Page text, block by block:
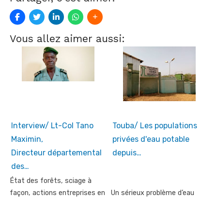
Vous allez aimer aussi:
Interview/ Lt-Col Tano
Maximin,
Directeur départemental
des…
État des forêts, sciage à
façon, actions entreprises en
Touba/ Les populations
privées d'eau potable
depuis…
Un sérieux problème d’eau